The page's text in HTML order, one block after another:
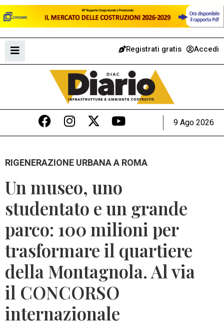
Registrati gratis Accedi
9 Ago 2026
RIGENERAZIONE URBANA A ROMA
Un museo, uno
studentato e un grande
parco: 100 milioni per
trasformare il quartiere
della Montagnola. Al via
il CONCORSO
internazionale